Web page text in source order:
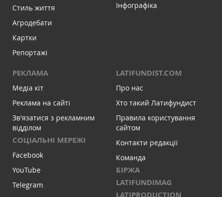
Стиль життя
Агродебати
Картки
Репортажі
Інфографіка
РЕКЛАМА
Медіа кіт
Реклама на сайті
Зв'язатися з рекламним
відділом
СОЦІАЛЬНІ МЕРЕЖІ
Facebook
YouTube
Telegram
LATIFUNDIST.COM
Про нас
Хто такий Латифундист
Правила користування
сайтом
Контакти редакції
Команда
БІРЖА
LATIFUNDIMAG